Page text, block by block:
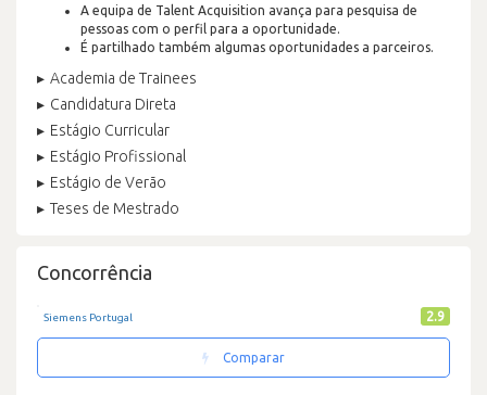
A equipa de Talent Acquisition avança para pesquisa de
pessoas com o perfil para a oportunidade.
É partilhado também algumas oportunidades a parceiros.
Academia de Trainees
Candidatura Direta
Estágio Curricular
Estágio Profissional
Estágio de Verão
Teses de Mestrado
Concorrência
Siemens Portugal 2.9
Comparar